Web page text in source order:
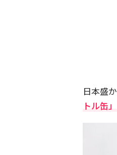
日本盛
トル缶」